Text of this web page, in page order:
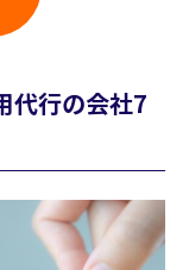
代行の会社7